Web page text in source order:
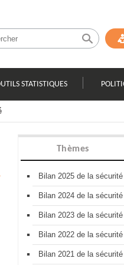
STATISTIQUES
Thèmes
Bilan 2025 de la
Bilan 2024 de la
Bilan 2023 de la
Bilan 2022 de la
Bilan 2021 de la